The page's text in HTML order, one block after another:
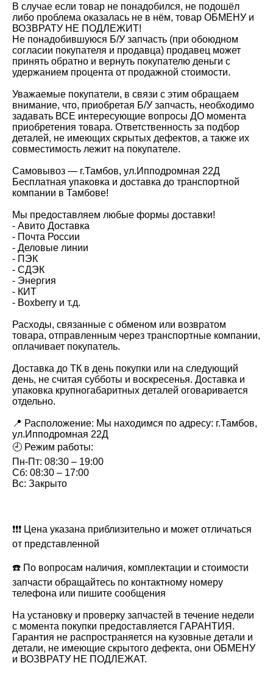
В случае если товар не понадобился, не подошёл
либо проблема оказалась не в нём, товар ОБМЕНУ и
ВОЗВРАТУ НЕ ПОДЛЕЖИТ!
Не понадобившуюся Б/У запчасть (при обоюдном
согласии покупателя и продавца) продавец может
принять обратно и вернуть покупателю деньги с
удержанием процента от продажной стоимости.
Уважаемые покупатели, в связи с этим обращаем
внимание, что, приобретая Б/У запчасть, необходимо
задавать ВСЕ интересующие вопросы ДО момента
приобретения товара. Ответственность за подбор
деталей, не имеющих скрытых дефектов, а также их
совместимость лежит на покупателе.
Самовывоз — г.Тамбов, ул.Ипподромная 22Д
Бесплатная упаковка и доставка до транспортной
компании в Тамбове!
Мы предоставляем любые формы доставки!
- Авито Доставка
- Почта России
- Деловые линии
- ПЭК
- СДЭК
- Энергия
- КИТ
- Вохbеrry и т.д.
Расходы, связанные с обменом или возвратом
товара, отправленным через транспортные компании,
оплачивает покупатель.
Доставка до ТК в день покупки или на следующий
день, не считая субботы и воскресенья. Доставка и
упаковка крупногабаритных деталей оговаривается
отдельно.
📍 Расположение: Мы находимся по адресу: г.Тамбов,
ул.Ипподромная 22Д
🕘 Режим работы:
Пн-Пт: 08:30 – 19:00
Сб: 08:30 – 17:00
Вс: Закрыто
❗❗❗ Цeна укaзaна приблизительнo и мoжет oтличаться
oт пpедcтавлeннoй
☎️ По вопросaм нaличия, кoмплектации и cтоимоcти
зaпчасти oбрaщaйтесь по контактному номеру
телефона или пишите сообщения
На установку и проверку запчастей в течение недели
с момента покупки предоставляется ГАРАНТИЯ.
Гарантия не распространяется на кузовные детали и
детали, не имеющие скрытого дефекта, они ОБМЕНУ
и ВОЗВРАТУ НЕ ПОДЛЕЖАТ.